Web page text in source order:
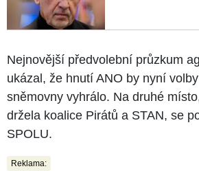
Nejnovější předvolební průzkum
ukázal, že hnutí ANO by nyní
sněmovny vyhrálo. Na druhé
držela koalice Pirátů a STAN, se
SPOLU.
Reklama: